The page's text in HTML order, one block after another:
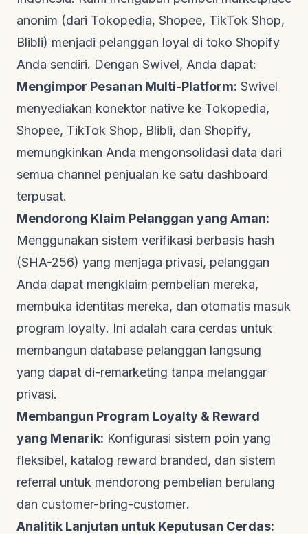
anonim (dari Tokopedia, Shopee, TikTok Shop,
Blibli) menjadi pelanggan loyal di toko Shopify
Anda sendiri. Dengan Swivel, Anda dapat:
Mengimpor Pesanan Multi-Platform: Swivel
menyediakan konektor native ke Tokopedia,
Shopee, TikTok Shop, Blibli, dan Shopify,
memungkinkan Anda mengonsolidasi data dari
semua channel penjualan ke satu dashboard
terpusat.
Mendorong Klaim Pelanggan yang Aman:
Menggunakan sistem verifikasi berbasis hash
(SHA-256) yang menjaga privasi, pelanggan
Anda dapat mengklaim pembelian mereka,
membuka identitas mereka, dan otomatis masuk
program loyalty. Ini adalah cara cerdas untuk
membangun database pelanggan langsung
yang dapat di-remarketing tanpa melanggar
privasi.
Membangun Program Loyalty & Reward
yang Menarik: Konfigurasi sistem poin yang
fleksibel, katalog reward branded, dan sistem
referral untuk mendorong pembelian berulang
dan customer-bring-customer.
Analitik Lanjutan untuk Keputusan Cerdas: